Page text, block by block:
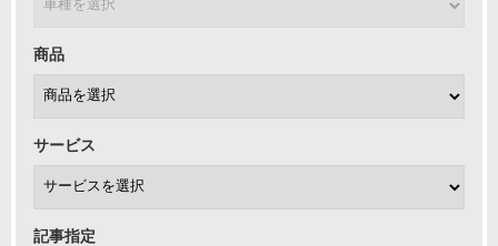
商品
サービス
記事指定